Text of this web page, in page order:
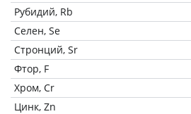
Рубидий, Rb
Селен, Se
Стронций, Sr
Фтор, F
Хром, Cr
Цинк, Zn